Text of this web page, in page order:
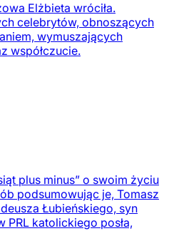
Elżbieta wróciła.
celebrytów, obnoszących
wymuszających
współczucie.
plus minus” o swoim życiu
podsumowując je, Tomasz
Łubieńskiego, syn
PRL katolickiego posła,